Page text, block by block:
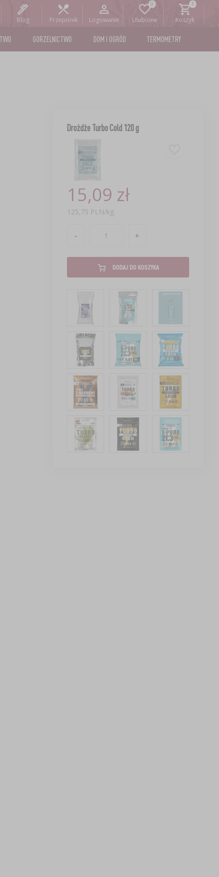
Blog Przepiśnik Logowanie Ulubione Koszyk
GORZELNICTWO DOM I OGRÓD TERMOMETRY
Drożdże Turbo Cold 120 g
15,09 zł
125,75 PLN/kg
- +
DODAJ DO KOSZYKA